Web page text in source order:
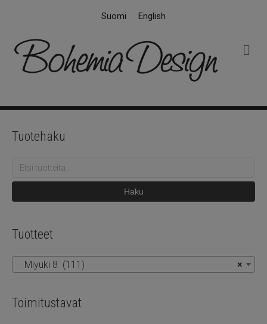
Suomi English
k
Tuotehaku
Etsi:
Haku
Tuotteet
×
Miyuki 8 (111)
Toimitustavat